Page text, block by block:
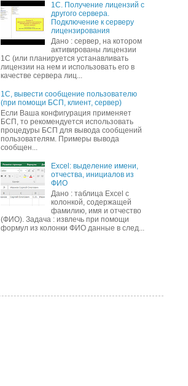
1С. Получение лицензий с
другого сервера.
Подключение к серверу
лицензирования
Дано : сервер, на котором
активированы лицензии
1С (или планируется устанавливать
лицензии на нем и использовать его в
качестве сервера лиц...
1С, вывести сообщение пользователю
(при помощи БСП, клиент, сервер)
Если Ваша конфигурация применяет
БСП, то рекомендуется использовать
процедуры БСП для вывода сообщений
пользователям. Примеры вывода
сообщен...
Excel: выделение имени,
отчества, инициалов из
ФИО
Дано : таблица Excel с
колонкой, содержащей
фамилию, имя и отчество
(ФИО). Задача : извлечь при помощи
формул из колонки ФИО данные в след...